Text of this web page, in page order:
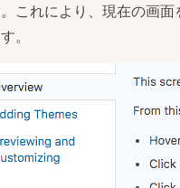
これにより、現在の画
。